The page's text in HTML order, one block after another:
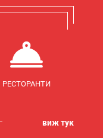
РЕСТОРАНТИ
виж тук